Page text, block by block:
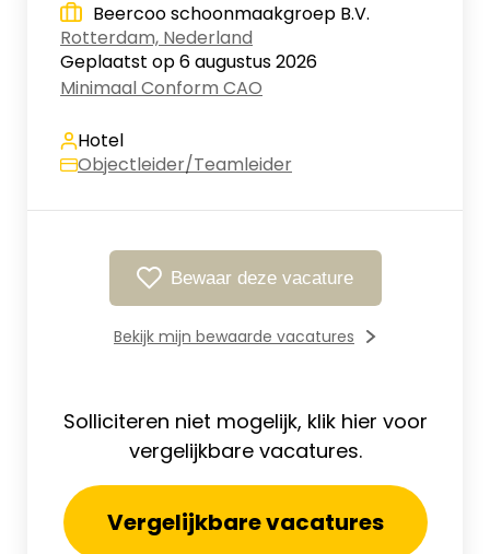
Beercoo schoonmaakgroep B.V.
Rotterdam, Nederland
Geplaatst op 6 augustus 2026
Minimaal Conform CAO
Hotel
Objectleider/Teamleider
Bewaar deze vacature
Bekijk mijn bewaarde vacatures
Solliciteren niet mogelijk, klik hier voor
vergelijkbare vacatures.
Vergelijkbare vacatures